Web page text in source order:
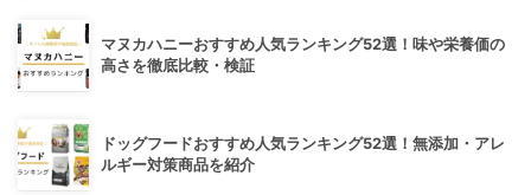
マヌカハニーおすすめ人気ランキング52選！味や栄養価の
高さを徹底比較・検証
ドッグフードおすすめ人気ランキング52選！無添加・アレ
ルギー対策商品を紹介